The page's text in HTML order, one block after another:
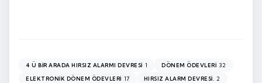
4 Ü BIR ARADA HIRSIZ ALARMI DEVRESI 1 DÖNEM ÖDEVLERI 32
ELEKTRONIK DÖNEM ÖDEVLERI 17 HIRSIZ ALARM DEVRESI. 2